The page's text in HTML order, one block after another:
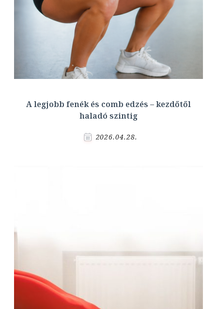
A legjobb fenék és comb edzés – kezdőtől
haladó szintig
2026.04.28.